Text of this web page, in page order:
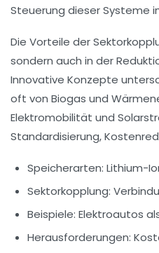
Steuerung dieser Systeme
Die Vorteile der
sondern auch in der
Innovative Konzepte
oft von Biogas und
Elektromobilität und
Standardisierung,
Speicherarten: Lithium-
Sektorkopplung:
Beispiele: Elektroautos
Herausforderungen: